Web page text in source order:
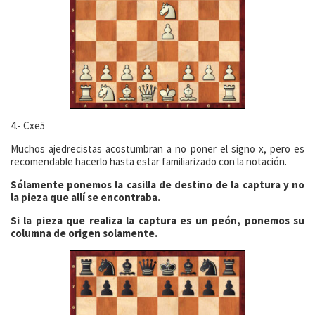
4.- Cxe5
Muchos ajedrecistas acostumbran a no poner el signo x, pero es
recomendable hacerlo hasta estar familiarizado con la notación.
Sólamente ponemos la casilla de destino de la captura y no
la pieza que allí se encontraba.
Si la pieza que realiza la captura es un peón, ponemos su
columna de origen solamente.